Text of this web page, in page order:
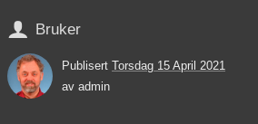
 Bruker
Publisert Torsdag 15 April 2021
av admin